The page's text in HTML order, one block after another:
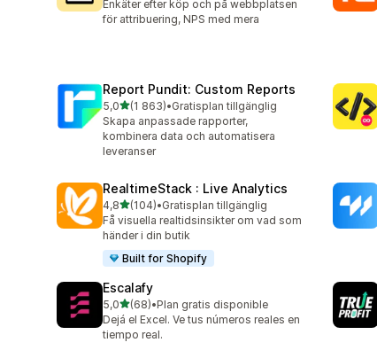
Enkäter efter köp och på webbplatsen
för attribuering, NPS med mera
Report Pundit: Custom Reports
5,0av 5 stjärnor
(1 863)
1863 recensioner totalt
•Gratisplan tillgänglig
Skapa anpassade rapporter,
kombinera data och automatisera
leveranser
RealtimeStack : Live Analytics
4,8av 5 stjärnor
(104)
104 recensioner totalt
•Gratisplan tillgänglig
Få visuella realtidsinsikter om vad som
händer i din butik
Built for Shopify
Escalafy
5,0av 5 stjärnor
(68)
68 recensioner totalt
•Plan gratis disponible
Dejá el Excel. Ve tus números reales en
tiempo real.